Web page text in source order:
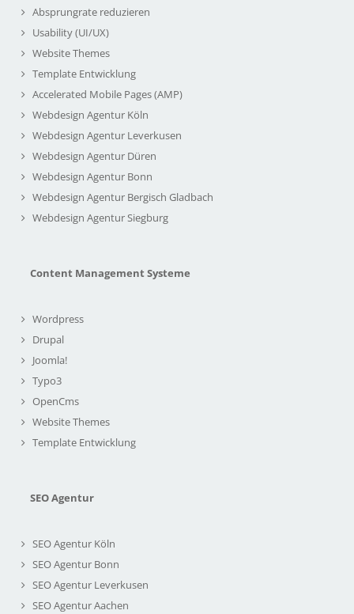
Absprungrate reduzieren
Usability (UI/UX)
Website Themes
Template Entwicklung
Accelerated Mobile Pages (AMP)
Webdesign Agentur Köln
Webdesign Agentur Leverkusen
Webdesign Agentur Düren
Webdesign Agentur Bonn
Webdesign Agentur Bergisch Gladbach
Webdesign Agentur Siegburg
Content Management Systeme
Wordpress
Drupal
Joomla!
Typo3
OpenCms
Website Themes
Template Entwicklung
SEO Agentur
SEO Agentur Köln
SEO Agentur Bonn
SEO Agentur Leverkusen
SEO Agentur Aachen